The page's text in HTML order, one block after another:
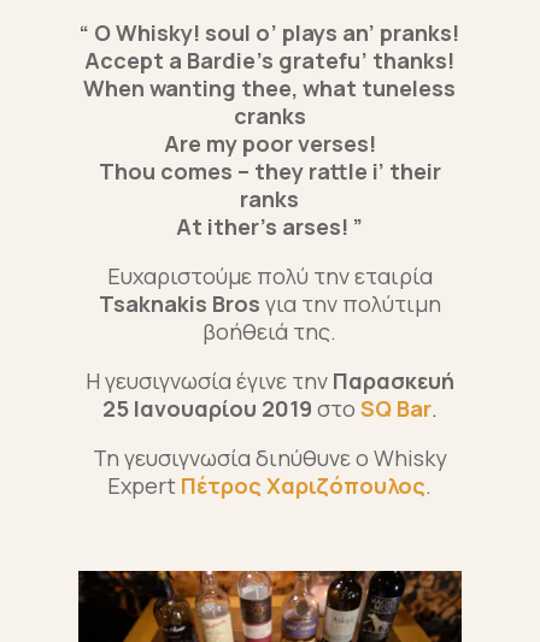
“ O Whisky! soul o’ plays an’ pranks!
Accept a Bardie’s gratefu’ thanks!
When wanting thee, what tuneless
cranks
Are my poor verses!
Thou comes – they rattle i’ their
ranks
At ither’s arses! ”
Ευχαριστούμε πολύ την εταιρία
Tsaknakis Bros για την πολύτιμη
βοήθειά της.
Η γευσιγνωσία έγινε την Παρασκευή
25 Ιανουαρίου 2019 στο SQ Bar.
Τη γευσιγνωσία διηύθυνε ο Whisky
Expert Πέτρος Χαριζόπουλος.